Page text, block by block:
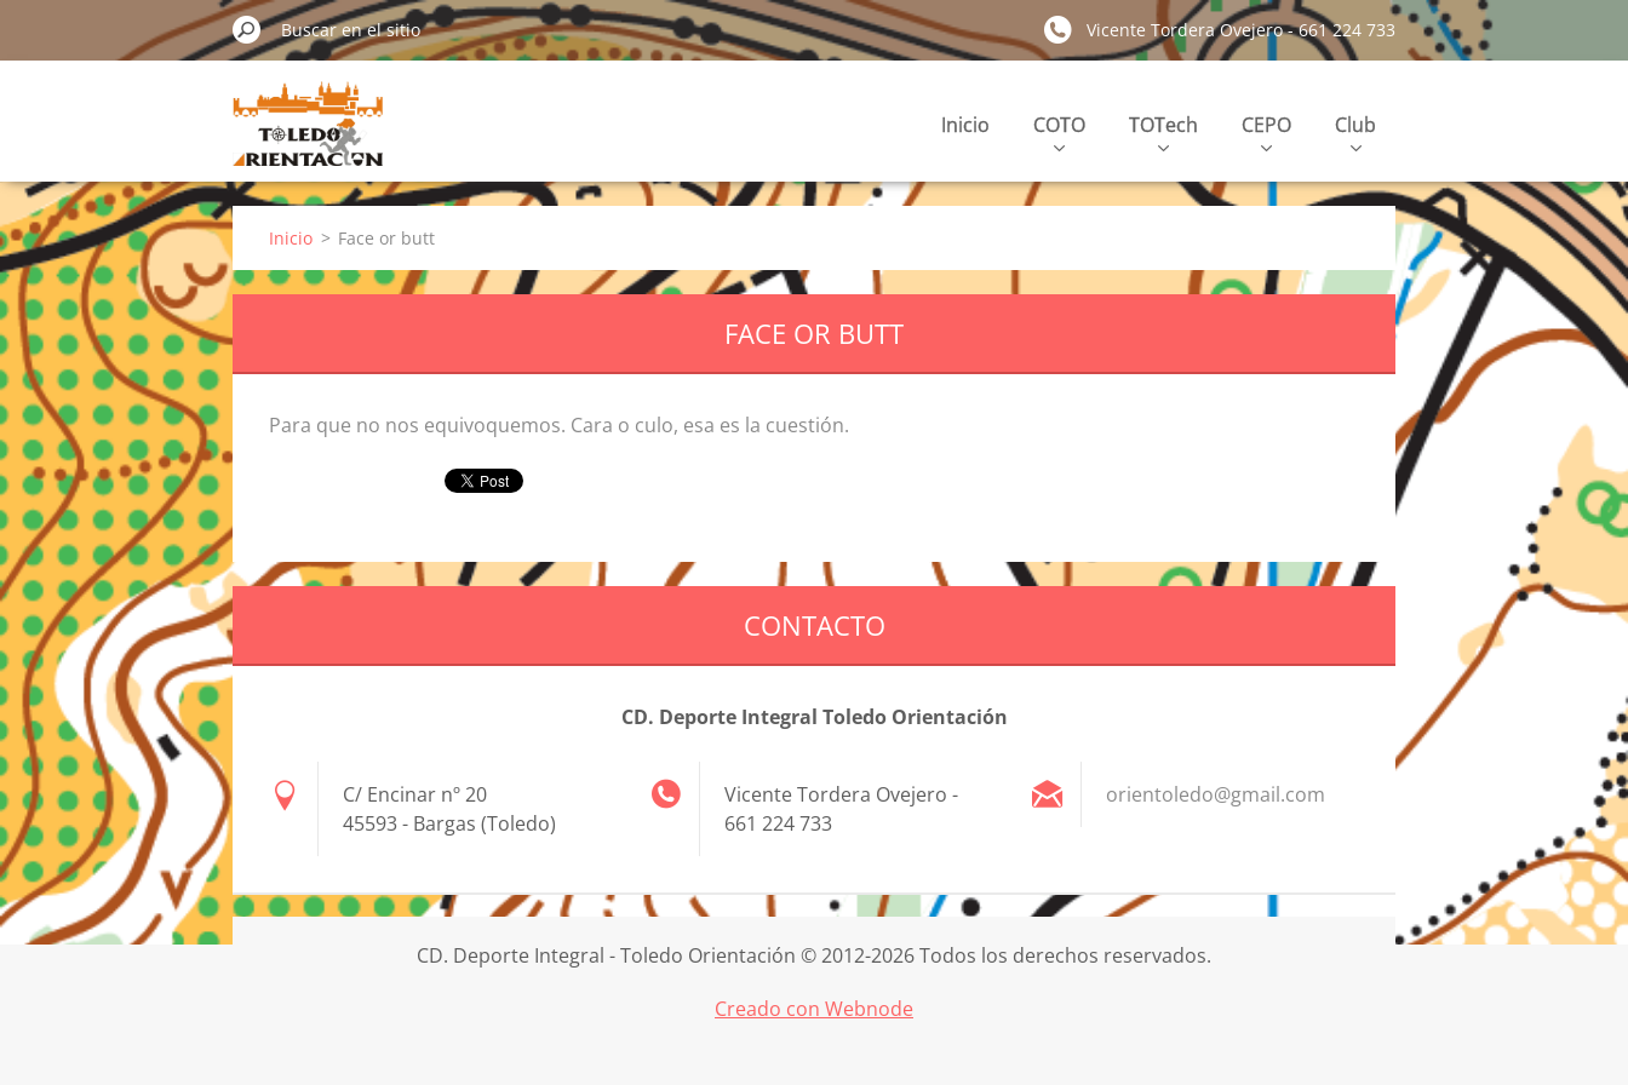
Vicente Tordera Ovejero - 661 224 733
Inicio COTO TOTech CEPO Club
Inicio > Face or butt
FACE OR BUTT
Para que no nos equivoquemos. Cara o culo, esa es la cuestión.
CONTACTO
CD. Deporte Integral Toledo Orientación
C/ Encinar nº 20
45593 - Bargas (Toledo)
Vicente Tordera Ovejero -
661 224 733
orientoledo@gmail.com
CD. Deporte Integral - Toledo Orientación © 2012-2026 Todos los derechos reservados.
Creado con Webnode